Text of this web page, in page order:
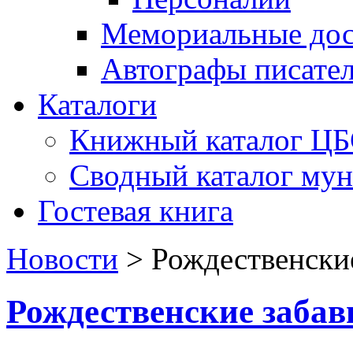
Мемориальные
Автографы
Каталоги
Книжный каталог
Сводный каталог
Гостевая книга
Новости >
Рождественские